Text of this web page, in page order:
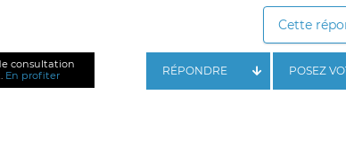
Cette
consultation
En profiter POSEZ
RÉPONDRE